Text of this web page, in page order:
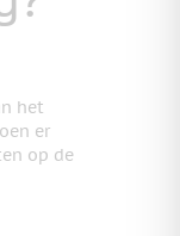
het
er
op de